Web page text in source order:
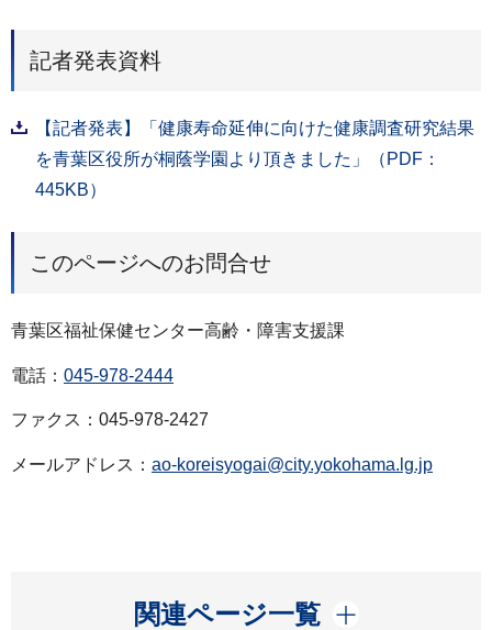
記者発表資料
【記者発表】「健康寿命延伸に向けた健康調査研究結果
を青葉区役所が桐蔭学園より頂きました」（PDF：
445KB）
このページへのお問合せ
青葉区福祉保健センター高齢・障害支援課
電話： 045-978-2444
ファクス：045-978-2427
メールアドレス： ao-koreisyogai@city.yokohama.lg.jp
関連ページ一覧
開く